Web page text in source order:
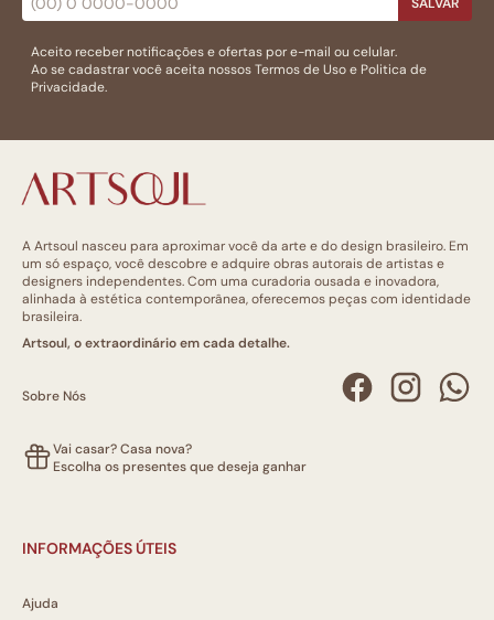
Aceito receber notificações e ofertas por e-mail ou celular.
Ao se cadastrar você aceita nossosTermos de Usoe Politica de
Privacidade.
A Artsoul nasceu para aproximar você da arte e do design brasileiro. Em
um só espaço, você descobre e adquire obras autorais de artistas e
designers independentes. Com uma curadoria ousada e inovadora,
alinhada à estética contemporânea, oferecemos peças com identidade
brasileira.
Artsoul, o extraordinário em cada detalhe.
Sobre Nós
Vai casar? Casa nova?
Escolha os presentes que deseja ganhar
INFORMAÇÕES ÚTEIS
Ajuda